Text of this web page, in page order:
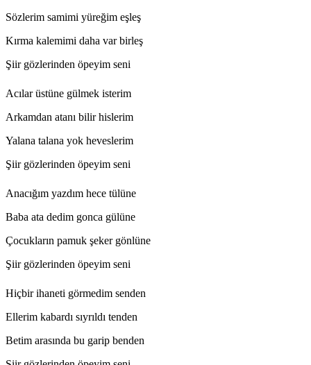
Sözlerim samimi yüreğim eşleş
Kırma kalemimi daha var birleş
Şiir gözlerinden öpeyim seni
Acılar üstüne gülmek isterim
Arkamdan atanı bilir hislerim
Yalana talana yok heveslerim
Şiir gözlerinden öpeyim seni
Anacığım yazdım hece tülüne
Baba ata dedim gonca gülüne
Çocukların pamuk şeker gönlüne
Şiir gözlerinden öpeyim seni
Hiçbir ihaneti görmedim senden
Ellerim kabardı sıyrıldı tenden
Betim arasında bu garip benden